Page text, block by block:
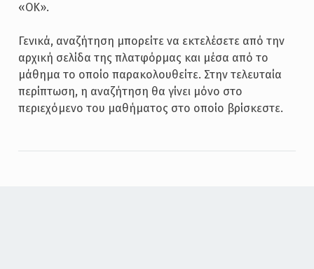
«ΟΚ».
Γενικά, αναζήτηση μπορείτε να εκτελέσετε από την
αρχική σελίδα της πλατφόρμας και μέσα από το
μάθημα το οποίο παρακολουθείτε. Στην τελευταία
περίπτωση, η αναζήτηση θα γίνει μόνο στο
περιεχόμενο του μαθήματος στο οποίο βρίσκεστε.